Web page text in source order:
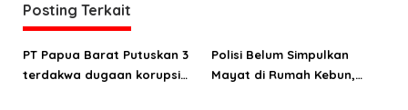
s
i
p
Posting Terkait
PT Papua Barat Putuskan 3
terdakwa dugaan korupsi
Polisi Belum Simpulkan
Mayat di Rumah Kebun,